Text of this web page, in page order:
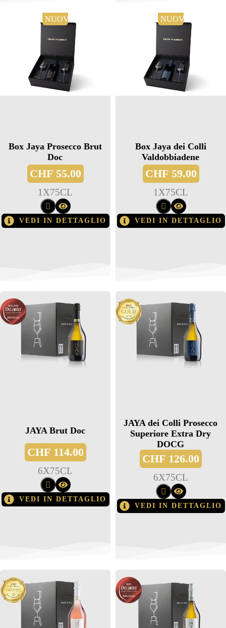
NUOVO
Box Jaya Prosecco Brut
Doc
CHF55.00
1 X75CL
VEDI IN DETTAGLIO
NUOVO
Box Jaya dei Colli
Valdobbiadene
CHF59.00
1 X75CL
VEDI IN DETTAGLIO
JAYA Brut Doc
CHF114.00
6X75CL
VEDI IN DETTAGLIO
JAYA dei Colli Prosecco
Superiore Extra Dry
DOCG
CHF 126.00
6X75CL
VEDI IN DETTAGLIO